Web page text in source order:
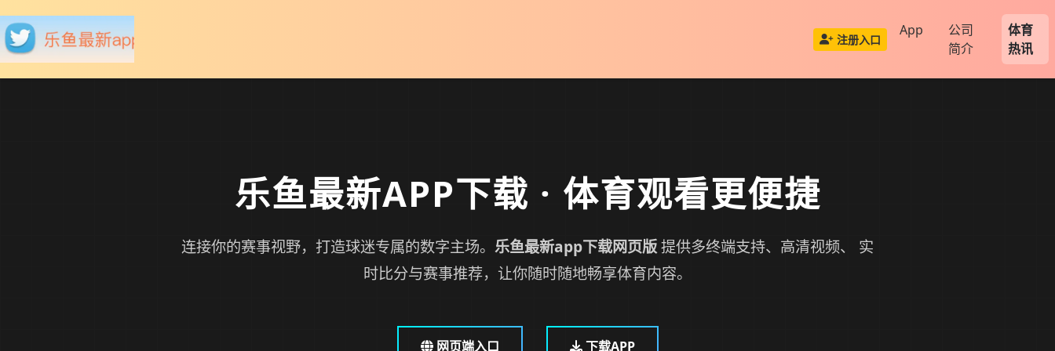
注册入口
App
公司
简介
体育
热讯
乐鱼最新APP下载 · 体育观看更便捷
连接你的赛事视野，打造球迷专属的数字主场。 乐鱼最新app下载网页版提供多终端支持、高清视频、 实
时比分与赛事推荐，让你随时随地畅享体育内容。
网页端入口 下载APP